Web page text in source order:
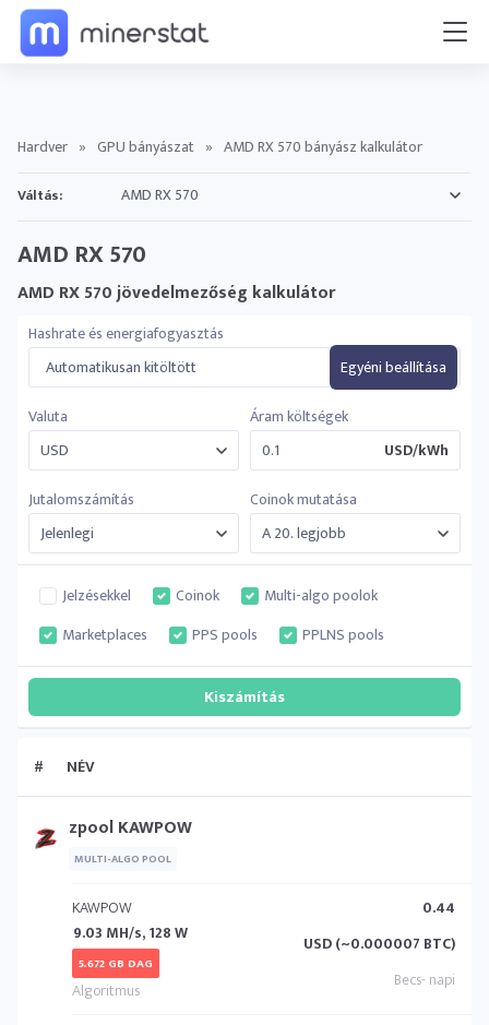
Hardver » GPU bányászat » AMD RX 570 bányász kalkulátor
Váltás:
AMD RX 570
AMD RX 570 jövedelmezőség kalkulátor
Hashrate és energiafogyasztás
Automatikusan kitöltött
Egyéni beállítása
Valuta
Áram költségek
USD/kWh
Jutalomszámítás
Coinok mutatása
Jelzésekkel Coinok
Multi-algo poolok
Marketplaces
PPS pools PPLNS pools
# NÉV
zpool KAWPOW
MULTI-ALGO POOL
KAWPOW
9.03 MH/s, 128 W
5.672 GB DAG
0.44
USD (~0.000007 BTC)